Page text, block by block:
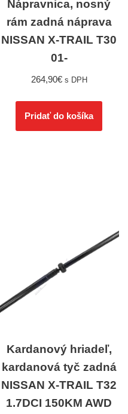
Nápravnica, nosný
rám zadná náprava
NISSAN X-TRAIL T30
01-
264,90€ s DPH
Pridať do košíka
Kardanový hriadeľ,
kardanová tyč zadná
NISSAN X-TRAIL T32
1.7DCI 150KM AWD